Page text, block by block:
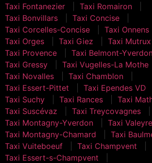
Taxi Fontanezier
Taxi Romairon
Taxi Bonvillars
Taxi Concise
Taxi Corcelles-Concise
Taxi Onnens
Taxi Orges
Taxi Giez
Taxi Mutrux
Taxi Provence
Taxi Belmont-
Taxi Gressy
Taxi Vugelles-La Mothe
Taxi Novalles
Taxi Chamblon
Taxi Essert-Pittet
Taxi Ependes VD
Taxi Suchy
Taxi Rances
Taxi
Taxi Suscévaz
Taxi Treycovagnes
Taxi Montagny-Yverdon
Taxi
Taxi Montagny-Chamard
Taxi
Taxi Vuiteboeuf
Taxi Champvent
Taxi Essert-s-Champvent